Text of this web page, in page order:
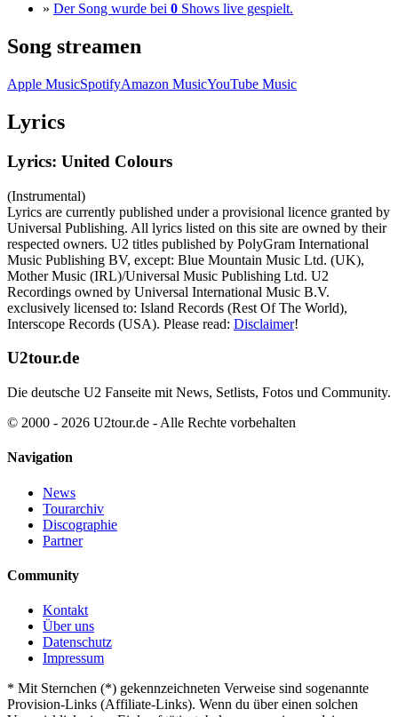
» Der Song wurde bei 0 Shows live gespielt.
Song streamen
Apple MusicSpotifyAmazon MusicYouTube Music
Lyrics
Lyrics: United Colours
(Instrumental)
Lyrics are currently published under a provisional licence granted by
Universal Publishing. All lyrics listed on this site are owned by their
respected owners. U2 titles published by PolyGram International
Music Publishing BV, except: Blue Mountain Music Ltd. (UK),
Mother Music (IRL)/Universal Music Publishing Ltd. U2
Recordings owned by Universal International Music B.V.
exclusively licensed to: Island Records (Rest Of The World),
Interscope Records (USA). Please read: Disclaimer!
U2tour.de
Die deutsche U2 Fanseite mit News, Setlists, Fotos und Community.
© 2000 - 2026 U2tour.de - Alle Rechte vorbehalten
Navigation
News
Tourarchiv
Discographie
Partner
Community
Kontakt
Über uns
Datenschutz
Impressum
* Mit Sternchen (*) gekennzeichneten Verweise sind sogenannte
Provision-Links (Affiliate-Links). Wenn du über einen solchen